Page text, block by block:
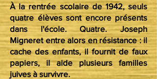
À la rentrée scolaire de 1942, seuls
quatre élèves sont encore présents
dans l'école. Quatre. Joseph
Migneret entre alors en résistance : il
cache des enfants, il fournit de faux
papiers, il aide plusieurs familles
juives à survivre.